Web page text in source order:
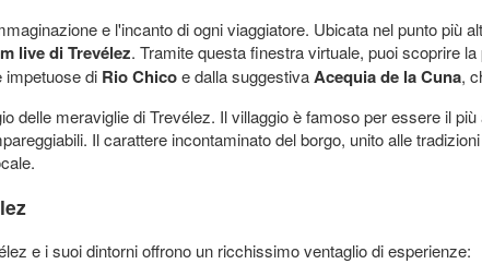
e l'incanto di ogni viaggiatore. Ubicata nel punto più
live di Trevélez. Tramite questa finestra virtuale, puoi scoprire
impetuose di Rio Chicoe dalla suggestivaAcequia de la Cuna,
delle meraviglie di Trevélez. Il villaggio è famoso per essere il
Il carattere incontaminato del borgo, unito alle
e i suoi dintorni offrono un ricchissimo ventaglio di esperienze: